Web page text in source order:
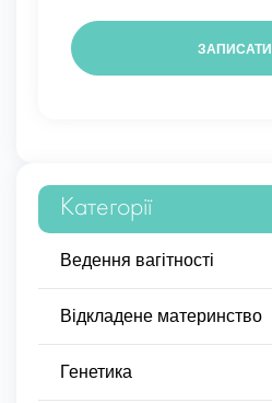
Категорії
Ведення вагітності
Відкладене материнство
Генетика